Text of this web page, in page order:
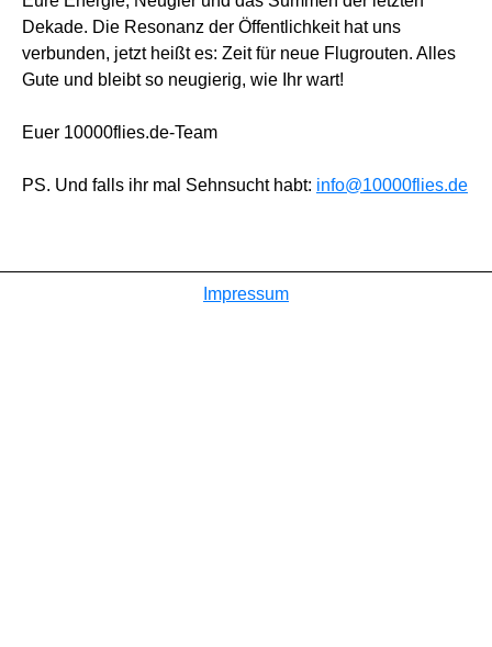
Dekade. Die Resonanz der Öffentlichkeit hat uns
verbunden, jetzt heißt es: Zeit für neue Flugrouten. Alles
Gute und bleibt so neugierig, wie Ihr wart!
Euer 10000flies.de-Team
PS. Und falls ihr mal Sehnsucht habt: info@10000flies.de
Impressum